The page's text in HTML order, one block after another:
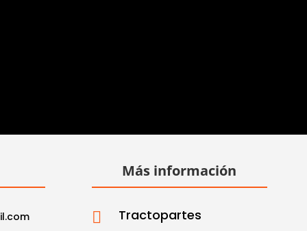
Más información
 Tractopartes